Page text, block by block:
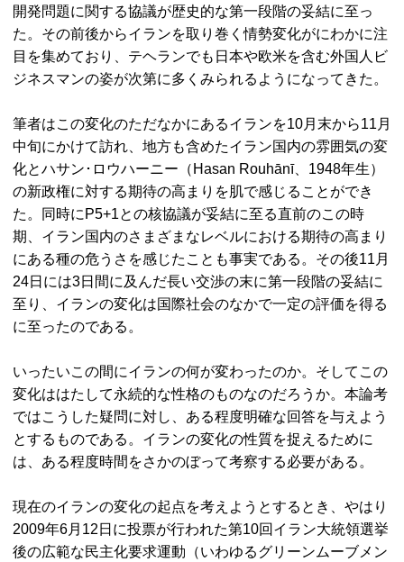
開発問題に関する協議が歴史的な第一段階の妥結に至っ
た。その前後からイランを取り巻く情勢変化がにわかに注
目を集めており、テヘランでも日本や欧米を含む外国人ビ
ジネスマンの姿が次第に多くみられるようになってきた。
筆者はこの変化のただなかにあるイランを10月末から11月
中旬にかけて訪れ、地方も含めたイラン国内の雰囲気の変
化とハサン･ロウハーニー（Hasan Rouhānī、1948年生）
の新政権に対する期待の高まりを肌で感じることができ
た。同時に P5+1との核協議が妥結に至る直前のこの時
期、イラン国内のさまざまなレベルにおける期待の高まり
にある種の危うさを感じたことも事実である。その後11月
24日には3日間に及んだ長い交渉の末に第一段階の妥結に
至り、イランの変化は国際社会のなかで一定の評価を得る
に至ったのである。
いったいこの間にイランの何が変わったのか。そしてこの
変化ははたして永続的な性格のものなのだろうか。本論考
ではこうした疑問に対し、ある程度明確な回答を与えよう
とするものである。イランの変化の性質を捉えるために
は、ある程度時間をさかのぼって考察する必要がある。
現在のイランの変化の起点を考えようとするとき、やはり
2009年6月12日に投票が行われた第10回イラン大統領選挙
後の広範な民主化要求運動（いわゆるグリーンムーブメン